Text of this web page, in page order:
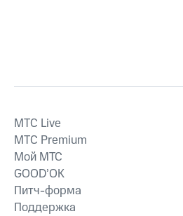
MTС Live
MTС Premium
Мой МТС
GOOD’OK
Питч-форма
Поддержка